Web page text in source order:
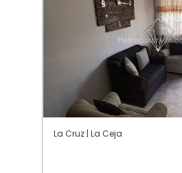
La Cruz | La Ceja